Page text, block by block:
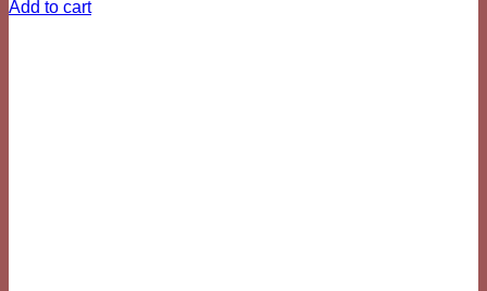
Add to cart